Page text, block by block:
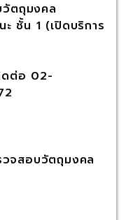
ตถุมงคล
ชั้น 1 (เปิดบริการ
ดต่อ 02-
สอบวัตถุมงคล